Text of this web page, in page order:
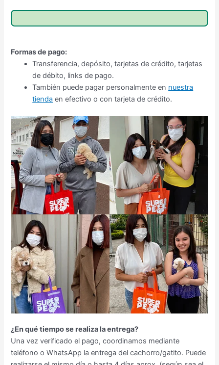
Formas de pago:
Transferencia, depósito, tarjetas de crédito, tarjetas
de débito, links de pago.
También puede pagar personalmente en nuestra
tienda en efectivo o con tarjeta de crédito.
¿En qué tiempo se realiza la entrega?
Una vez verificado el pago, coordinamos mediante
teléfono o WhatsApp la entrega del cachorro/gatito. Puede